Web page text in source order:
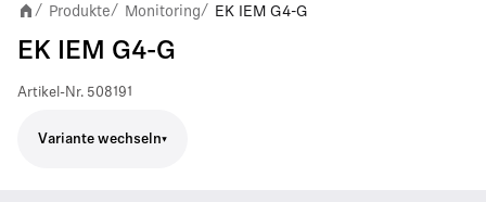
/ Produkte/ Monitoring/ EK IEM G4-G
EK IEM G4-G
Artikel-Nr. 508191
Variante wechseln